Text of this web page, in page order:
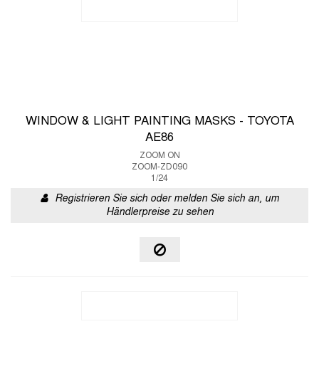
WINDOW & LIGHT PAINTING MASKS - TOYOTA
AE86
ZOOM ON
ZOOM-ZD090
1/24
Registrieren Sie sich oder melden Sie sich an, um
Händlerpreise zu sehen